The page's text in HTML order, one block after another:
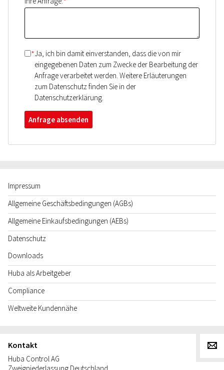
*Ja, ich bin damit einverstanden, dass die von mir
eingegebenen Daten zum Zwecke der Bearbeitung der
Anfrage verarbeitet werden. Weitere Erläuterungen
zum Datenschutz finden Sie in der
Datenschutzerklärung.
Anfrage absenden
Impressum
Allgemeine Geschäftsbedingungen (AGBs)
Allgemeine Einkaufsbedingungen (AEBs)
Datenschutz
Downloads
Huba als Arbeitgeber
Compliance
Weltweite Kundennähe
Kontakt
Huba Control AG
Zweigniederlassung Deutschland
g